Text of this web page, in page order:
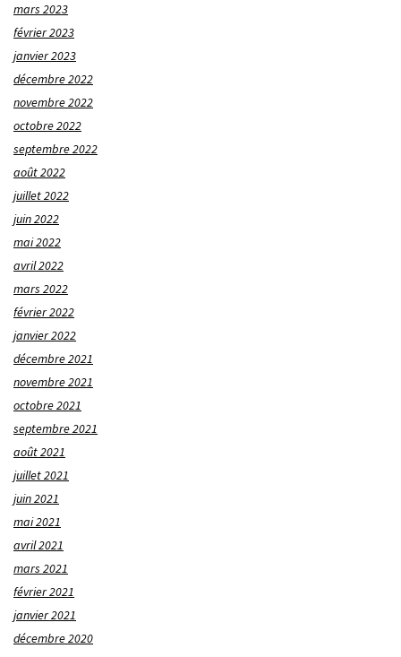
mars 2023
février 2023
janvier 2023
décembre 2022
novembre 2022
octobre 2022
septembre 2022
août 2022
juillet 2022
juin 2022
mai 2022
avril 2022
mars 2022
février 2022
janvier 2022
décembre 2021
novembre 2021
octobre 2021
septembre 2021
août 2021
juillet 2021
juin 2021
mai 2021
avril 2021
mars 2021
février 2021
janvier 2021
décembre 2020